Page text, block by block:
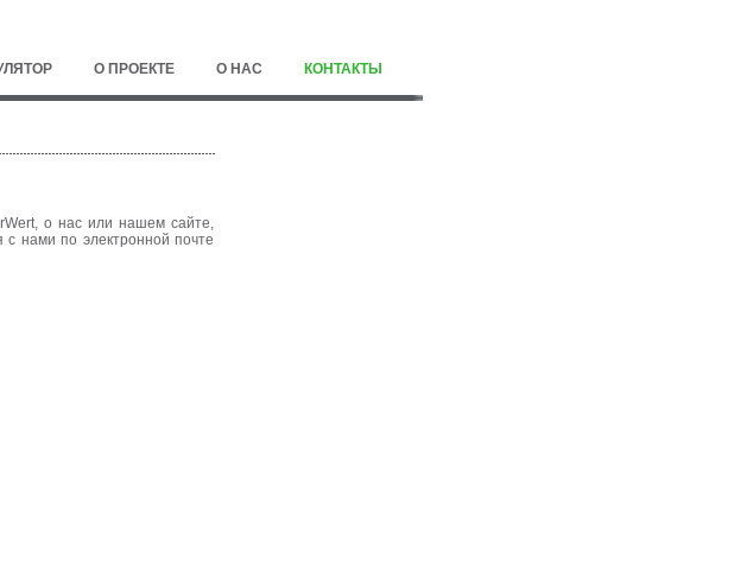
О ПРОЕКТЕ О НАС КОНТАКТЫ
о нас или нашем сайте,
нами по электронной почте